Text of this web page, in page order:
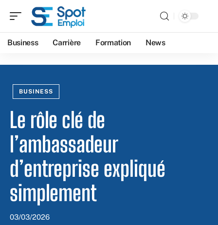
Business Carrière Formation News
BUSINESS
Le rôle clé de
l’ambassadeur
d’entreprise expliqué
simplement
03/03/2026